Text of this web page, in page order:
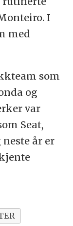
I
med
som
og
var
Seat,
neste år er